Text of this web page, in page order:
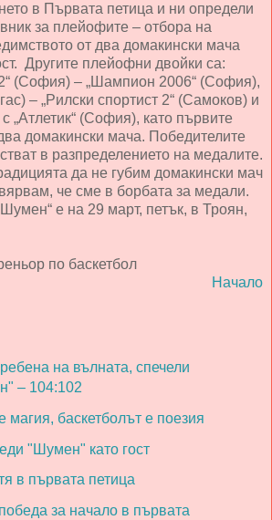
в Първата петица и ни определи
за плейофите – отбора на
от два домакински мача
Другите плейофни двойки са:
(София) – „Шампион 2006“ (София),
– „Рилски спортист 2“ (Самоков) и
„Атлетик“ (София), като първите
домакински мача. Победителите
в разпределението на медалите.
да не губим домакински мач
че сме в борбата за медали.
е на 29 март, петък, в Троян,
по баскетбол
Начало
на вълната, спечели
– 104:102
магия, баскетболът е поезия
"Шумен" като гост
в първата петица
за начало в първата